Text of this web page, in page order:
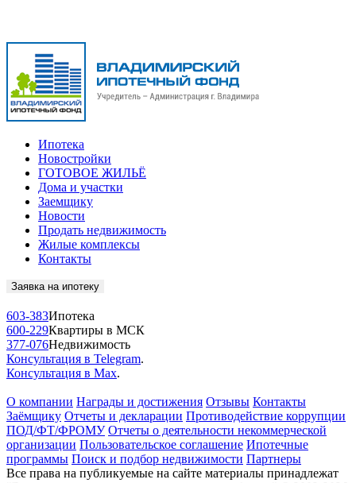
Ипотека
Новостройки
ГОТОВОЕ ЖИЛЬЁ
Дома и участки
Заемщику
Новости
Продать недвижимость
Жилые комплексы
Контакты
Заявка на ипотеку
603-383Ипотека
600-229Квартиры в МСК
377-076Недвижимость
Консультация в Telegram.
Консультация в Max.
О компании Награды и достижения Отзывы Контакты
Заёмщику Отчеты и декларации Противодействие коррупции
ПОД/ФТ/ФРОМУ Отчеты о деятельности некоммерческой
организации Пользовательское соглашение Ипотечные
программы Поиск и подбор недвижимости Партнеры
Все права на публикуемые на сайте материалы принадлежат